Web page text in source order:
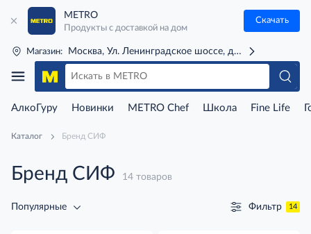
METRO
Продукты с доставкой на дом
Скачать
Магазин: Москва, Ул. Ленинградское шоссе, д. 71Г (м. Речной
АлкоГуру Новинки METRO Chef Школа Fine Life
Каталог Бренд СИФ
Бренд СИФ 14 товаров
Популярные Фильтр 14